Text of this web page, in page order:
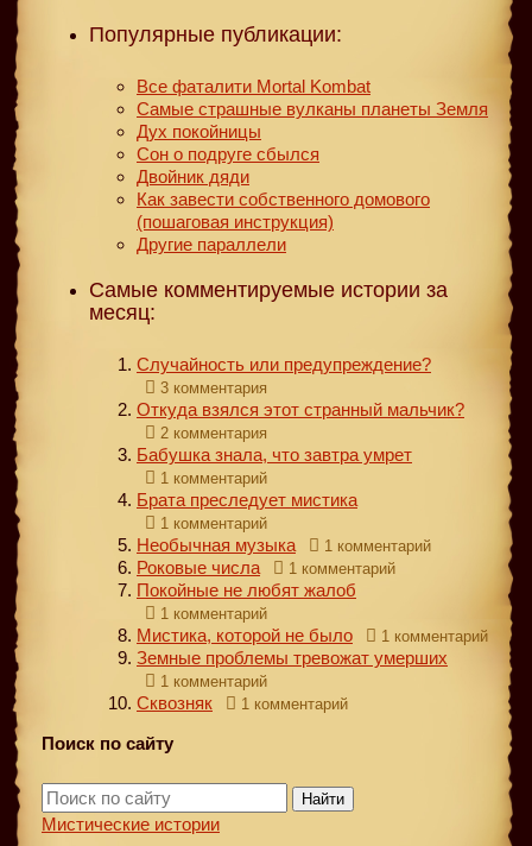
Популярные публикации:
Все фаталити Mortal Kombat
Самые страшные вулканы планеты Земля
Дух покойницы
Сон о подруге сбылся
Двойник дяди
Как завести собственного домового
(пошаговая инструкция)
Другие параллели
Самые комментируемые истории за
месяц:
Случайность или предупреждение?
3 комментария
Откуда взялся этот странный мальчик?
2 комментария
Бабушка знала, что завтра умрет
1 комментарий
Брата преследует мистика
1 комментарий
Необычная музыка 1 комментарий
Роковые числа 1 комментарий
Покойные не любят жалоб
1 комментарий
Мистика, которой не было 1 комментарий
Земные проблемы тревожат умерших
1 комментарий
Сквозняк 1 комментарий
Поиск по сайту
Найти
Мистические истории